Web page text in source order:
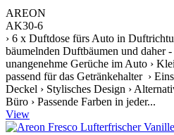
AREON
AK30-6
› 6 x Duftdose fürs Auto in
bäumelnden Duftbäumen und daher
unangenehme Gerüche im Auto ›
passend für das Getränkehalter ›
Deckel › Stylisches Design ›
Büro › Passende Farben in jeder...
View